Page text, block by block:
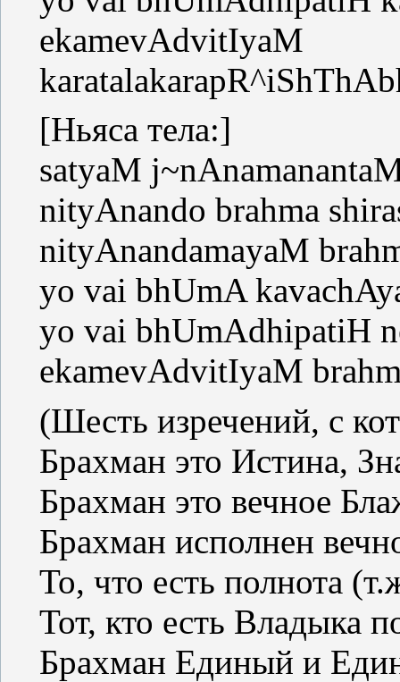
[Ньяса тела:]
satyaM
nityAnando brahma
nityAnandamayaM
yo vai bhUmA
yo vai bhUmAdhipatiH
ekamevAdvitIyaM
(Шесть изречений, с
Брахман это Истина,
Брахман это вечное
Брахман исполнен
То, что есть полнота
Тот, кто есть Владыка
Брахман Единый и